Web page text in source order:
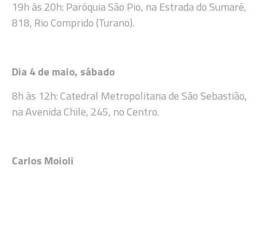
19h às 20h: Paróquia São Pio, na Estrada do Sumaré,
818, Rio Comprido (Turano).
Dia 4 de maio, sábado
8h às 12h: Catedral Metropolitana de São Sebastião,
na Avenida Chile, 245, no Centro.
Carlos Moioli